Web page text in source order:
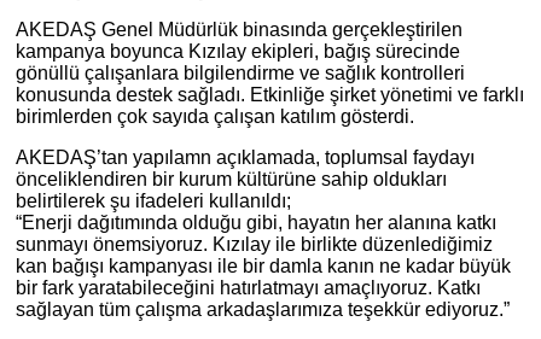
AKEDAŞ Genel Müdürlük binasında gerçekleştirilen
kampanya boyunca Kızılay ekipleri, bağış sürecinde
gönüllü çalışanlara bilgilendirme ve sağlık kontrolleri
konusunda destek sağladı. Etkinliğe şirket yönetimi ve farklı
birimlerden çok sayıda çalışan katılım gösterdi.
AKEDAŞ’tan yapılamn açıklamada, toplumsal faydayı
önceliklendiren bir kurum kültürüne sahip oldukları
belirtilerek şu ifadeleri kullanıldı;
“Enerji dağıtımında olduğu gibi, hayatın her alanına katkı
sunmayı önemsiyoruz. Kızılay ile birlikte düzenlediğimiz
kan bağışı kampanyası ile bir damla kanın ne kadar büyük
bir fark yaratabileceğini hatırlatmayı amaçlıyoruz. Katkı
sağlayan tüm çalışma arkadaşlarımıza teşekkür ediyoruz.”